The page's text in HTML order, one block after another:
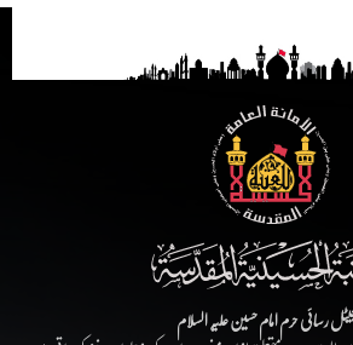
رسائی حرم امام حسین علیہ السلام